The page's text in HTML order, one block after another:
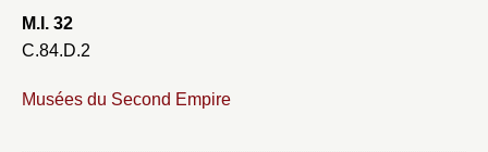
M.I. 32
C.84.D.2
Musées du Second Empire